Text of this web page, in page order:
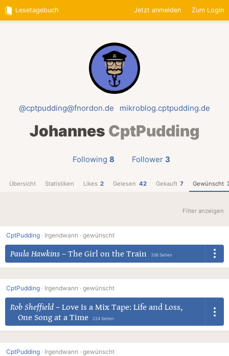
Lesetagebuch Jetzt anmelden Zum Login
@cptpudding@fnordon.de mikroblog.cptpudding.de
Johannes CptPudding
Following 8 Follower 3
Übersicht Statistiken Likes 2 Gelesen 42 Gekauft 7 Gewünscht
Filter anzeigen
CptPudding · Irgendwann · gewünscht
Paula Hawkins – The Girl on the Train 336 Seiten
CptPudding · Irgendwann · gewünscht
Rob Sheffield – Love Is a Mix Tape: Life and Loss,
One Song at a Time
224 Seiten
CptPudding · Irgendwann · gewünscht